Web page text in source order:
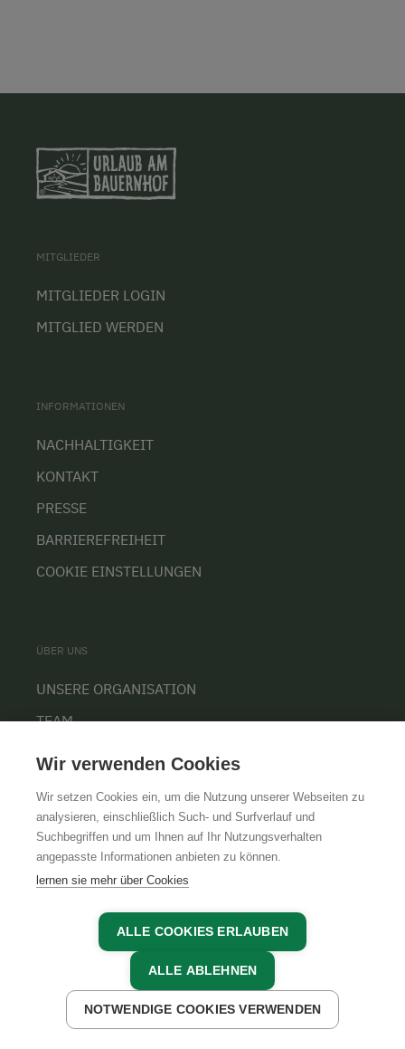
JETZT ANFRAGEN JETZT BUCHEN
MITGLIEDER
MITGLIEDER LOGIN
MITGLIED WERDEN
INFORMATIONEN
NACHHALTIGKEIT
KONTAKT
PRESSE
BARRIEREFREIHEIT
COOKIE EINSTELLUNGEN
ÜBER UNS
UNSERE ORGANISATION
TEAM
AGBIMPRESSUMDATENSCHUTZ
Wir verwenden Cookies
Wir setzen Cookies ein, um die Nutzung unserer Webseiten zu
analysieren, einschließlich Such- und Surfverlauf und
Suchbegriffen und um Ihnen auf Ihr Nutzungsverhalten
angepasste Informationen anbieten zu können.
lernen sie mehr über Cookies
ALLE COOKIES ERLAUBEN
ALLE ABLEHNEN
NOTWENDIGE COOKIES VERWENDEN